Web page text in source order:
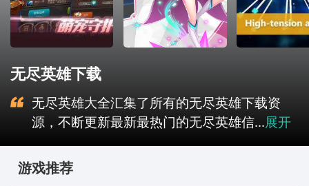
无尽英雄下载
无尽英雄大全汇集了所有的无尽英雄下载资
源，不断更新最新最热门的无尽英雄信...展开
游戏推荐